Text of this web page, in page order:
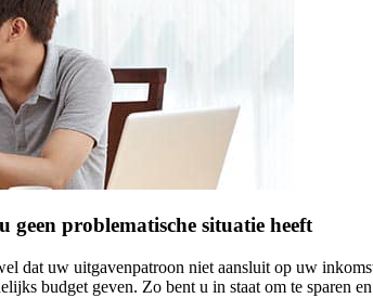
problematische situatie heeft
dat uw uitgavenpatroon niet aansluit op uw
budget geven. Zo bent u in staat om te sparen